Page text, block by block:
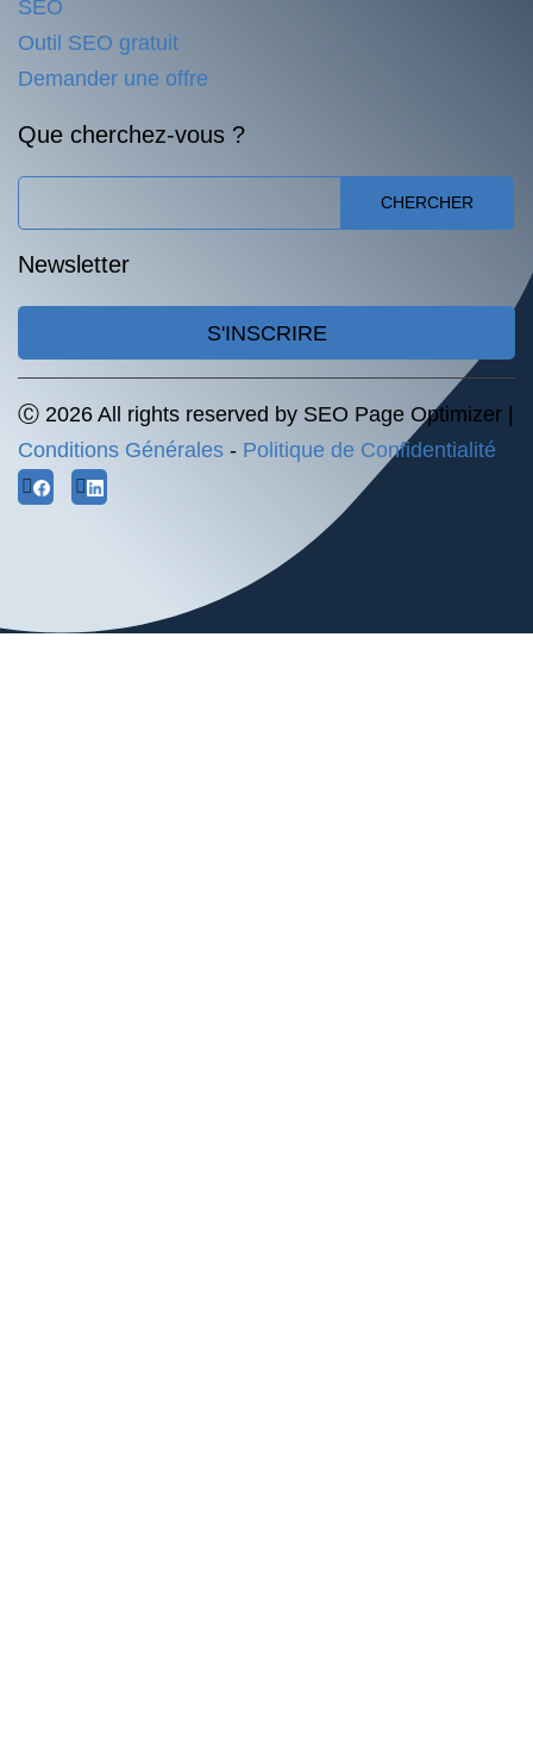
SEO
Outil SEO gratuit
Demander une offre
Que cherchez-vous ?
CHERCHER
Newsletter
S'INSCRIRE
Ⓒ 2026 All rights reserved by SEO Page Optimizer |
Conditions Générales - Politique de Confidentialité